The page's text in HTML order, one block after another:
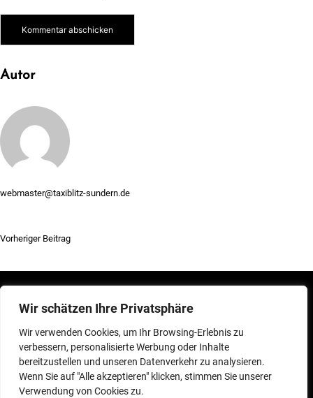
Wir schätzen Ihre Privatsphäre
Wir verwenden Cookies, um Ihr Browsing-Erlebnis zu
verbessern, personalisierte Werbung oder Inhalte
bereitzustellen und unseren Datenverkehr zu analysieren.
Wenn Sie auf "Alle akzeptieren" klicken, stimmen Sie unserer
Verwendung von Cookies zu.
Autor
webmaster@taxiblitz-sundern.de
Vorheriger Beitrag
Kontakt
Taxi Blitz Sundern